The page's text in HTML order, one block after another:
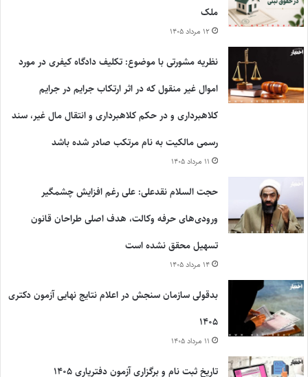
ملک
۱۲ مرداد ۱۴۰۵
نظریه مشورتی با موضوع: تکلیف دادگاه کیفری در مورد
اموال غیر منقول که در اثر ارتکاب جرایم در جرایم
کلاهبرداری و در حکم کلاهبرداری و انتقال مال غیر، سند
رسمی مالکیت به نام مرتکب صادر شده باشد
۱۱ مرداد ۱۴۰۵
حجت السلام نقدعلی: علی رغم افزایش چشمگیر
ورودی‌های حرفه وکالت، هدف اصلی طراحان قانون
تسهیل محقق نشده است
۱۴ مرداد ۱۴۰۵
بدقولی سازمان سنجش در اعلام نتایج نهایی آزمون دکتری
۱۴۰۵
۱۱ مرداد ۱۴۰۵
تاریخ ثبت نام و برگزاری آزمون دفتریاری ۱۴۰۵